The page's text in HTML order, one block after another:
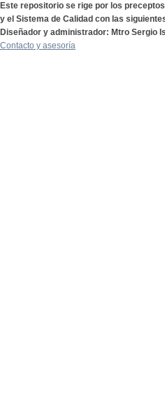
Este repositorio se rige por los
y el Sistema de Calidad con las
Diseñador y administrador: Mtro Sergio
Contacto y asesoría